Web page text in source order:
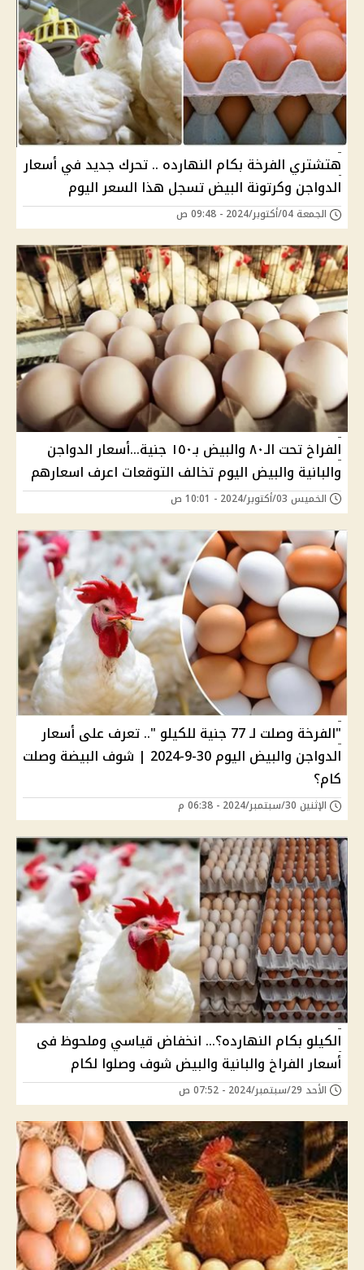
هتشتري الفرخة بكام النهارده .. تحرك جديد في أسعار
الدواجن وكرتونة البيض تسجل هذا السعر اليوم
الجمعة 04/أكتوبر/2024 - 09:48 ص
الفراخ تحت الـ٨٠ والبيض بـ١٥٠ جنية...أسعار الدواجن
والبانية والبيض اليوم تخالف التوقعات اعرف اسعارهم
الخميس 03/أكتوبر/2024 - 10:01 ص
"الفرخة وصلت لـ 77 جنية للكيلو ".. تعرف على أسعار
الدواجن والبيض اليوم 30-9-2024 | شوف البيضة وصلت
كام؟
الإثنين 30/سبتمبر/2024 - 06:38 م
الكيلو بكام النهارده؟... انخفاض قياسي وملحوظ فى
أسعار الفراخ والبانية والبيض شوف وصلوا لكام
الأحد 29/سبتمبر/2024 - 07:52 ص